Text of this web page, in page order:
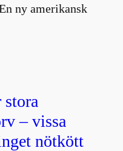
ny amerikansk
– vissa
nötkött